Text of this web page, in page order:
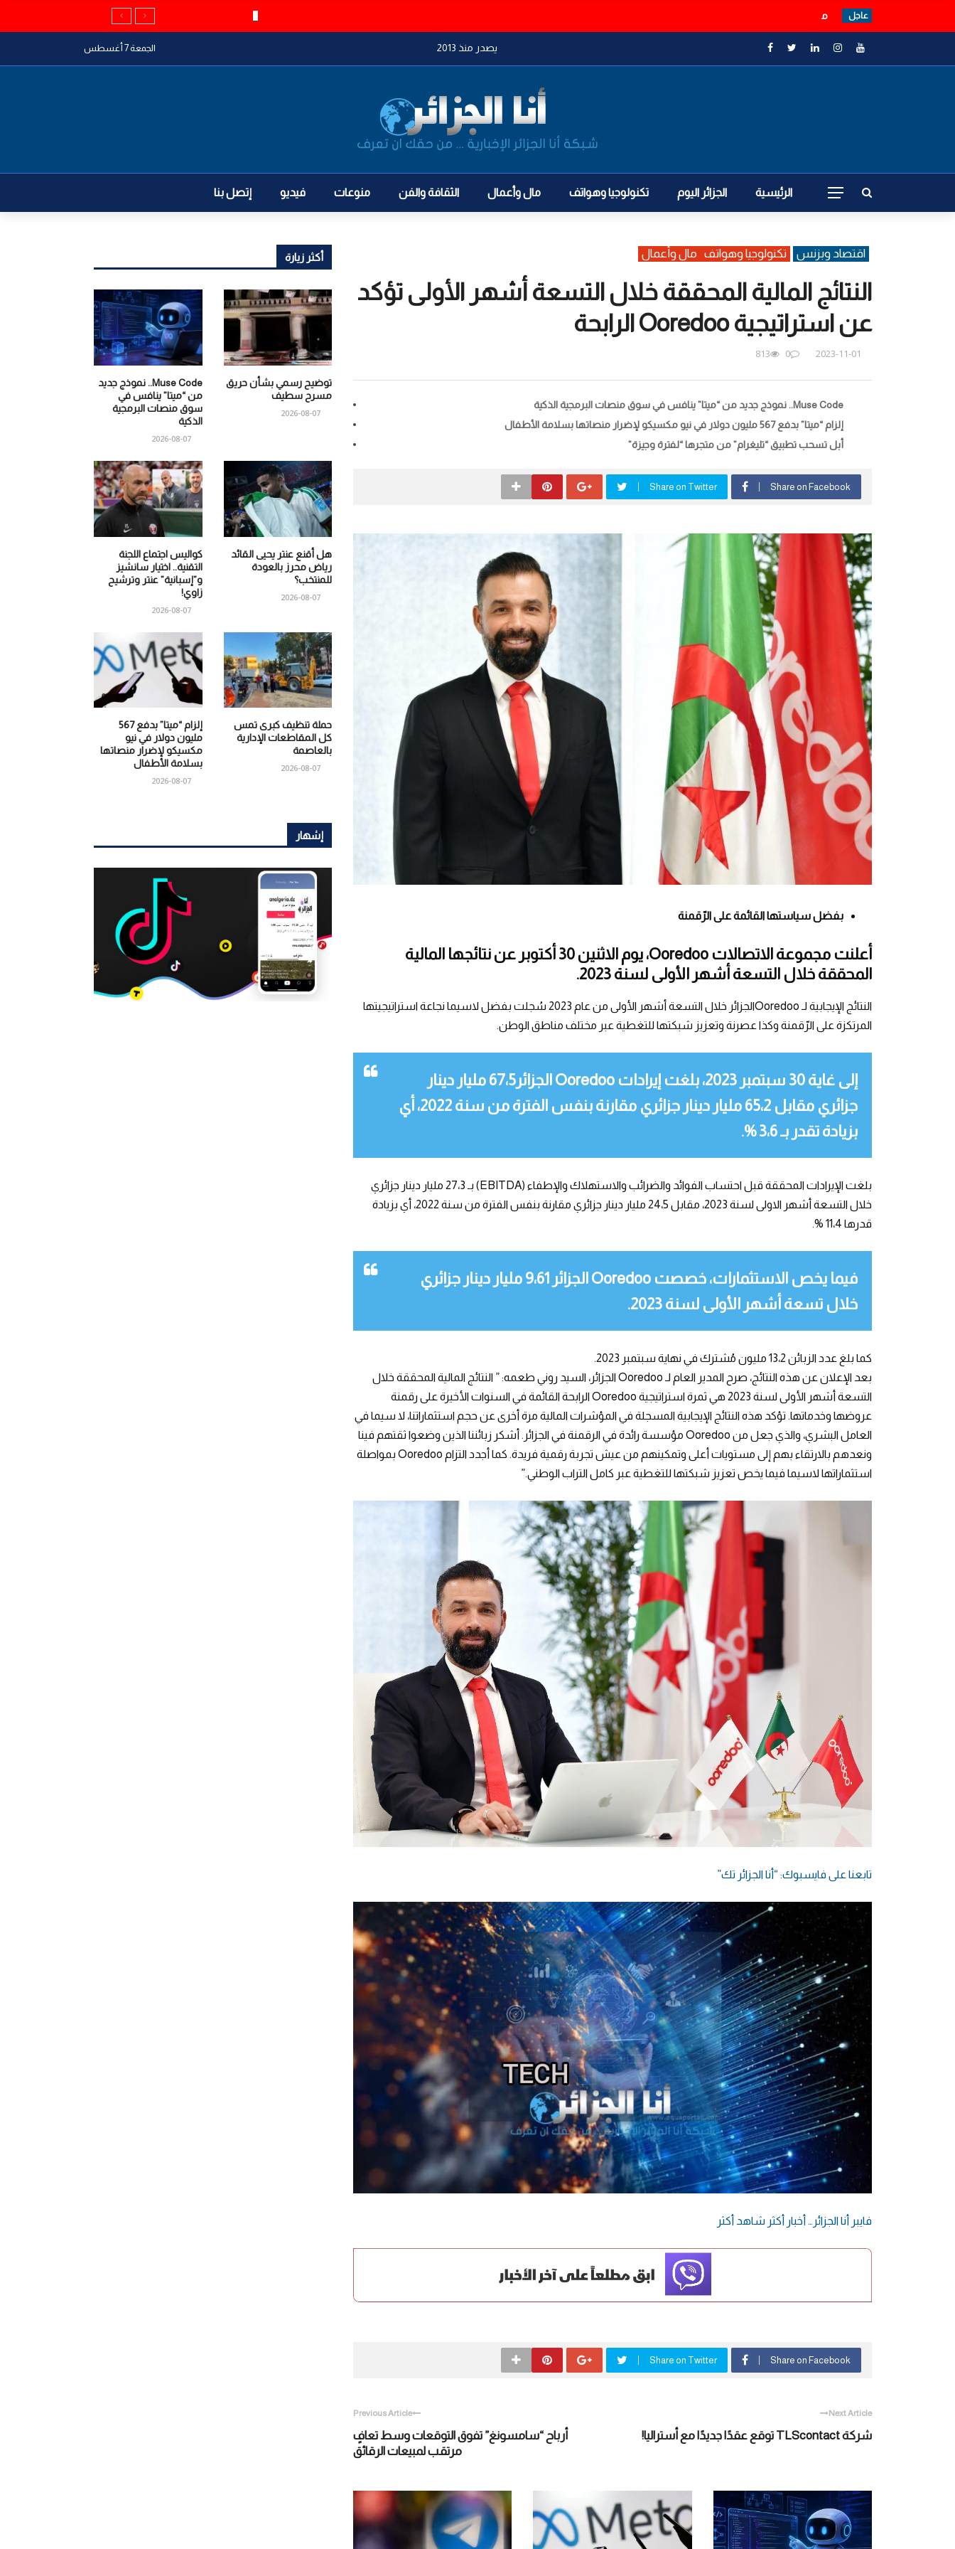
عاجل مسؤول سعودي: فصائل عراقية تنسق مع الحوثي والحرس الثوري لشن هجمات ضد المملكة
الجمعة 7 أغسطس يصدر منذ 2013
الرئيسية الجزائر اليوم تكنولوجيا وهواتف مال وأعمال الثقافة والفن منوعات فيديو إتصل بنا
اقتصاد وبزنس تكنولوجيا وهواتف مال وأعمال
النتائج المالية المحققة خلال التسعة أشهر الأولى تؤكد
عن استراتيجية Ooredoo الرابحة
2023-11-01
0
813
Muse Code.. نموذج جديد من “ميتا” ينافس في سوق منصات البرمجية الذكية
إلزام “ميتا” بدفع 567 مليون دولار في نيو مكسيكو لإضرار منصاتها بسلامة الأطفال
أبل تسحب تطبيق “تليغرام” من متجرها “لفترة وجيزة”
Share on Facebook
Share on Twitter
بفضل سياستها القائمة على الرّقمنة
أعلنت مجموعة الاتصالات Ooredoo، يوم الاثنين 30 أكتوبر عن نتائجها المالية
المحققة خلال التسعة أشهر الأولى لسنة 2023.
النتائج الإيجابية لـ Ooredooالجزائر خلال التسعة أشهر الأولى من عام 2023 سُجلت بفضل لاسيما نجاعة استراتيجيتها
المرتكزة على الرّقمنة وكذا عصرنة وتعزيز شبكتها للتغطية عبر مختلف مناطق الوطن.
إلى غاية 30 سبتمبر 2023، بلغت إيرادات Ooredoo الجزائر67،5 مليار دينار
جزائري مقابل 65،2 مليار دينار جزائري مقارنة بنفس الفترة من سنة 2022، أي
بزيادة تقدر بـ 3،6 %.
بلغت الإيرادات المحققة قبل احتساب الفوائد والضرائب والاستهلاك والإطفاء (EBITDA) بـ 27،3 مليار دينار جزائري
خلال التسعة أشهر الاولى لسنة 2023، مقابل 24،5 مليار دينار جزائري مقارنة بنفس الفترة من سنة 2022، أي بزيادة
قدرها 11،4 %.
فيما يخص الاستثمارات، خصصت Ooredoo الجزائر 9،61 مليار دينار جزائري
خلال تسعة أشهر الأولى لسنة 2023.
كما بلغ عدد الزبائن 13،2 مليون مُشترك في نهاية سبتمبر 2023.
بعد الإعلان عن هذه النتائج، صرح المدير العام لـ Ooredoo الجزائر، السيد روني طعمه: ” النتائج المالية المحققة خلال
التسعة أشهر الأولى لسنة 2023 هي ثمرة استراتيجية Ooredoo الرابحة القائمة في السنوات الأخيرة على رقمنة
عروضها وخدماتها. تؤكد هذه النتائج الإيجابية المسجلة في المؤشرات المالية مرة أخرى عن حجم استثماراتنا، لا سيما في
العامل البشري، والذي جعل من Ooredoo مؤسسة رائدة في الرقمنة في الجزائر. أشكر زبائننا الذين وضعوا ثقتهم فينا
ونعدهم بالارتقاء بهم إلى مستويات أعلى وتمكينهم من عيش تجربة رقمية فريدة. كما أجدد التزام Ooredoo بمواصلة
استثماراتها لاسيما فيما يخص تعزيز شبكتها للتغطية عبر كامل التراب الوطني.”
تابعنا على فايسبوك: “أنا الجزائر تك”
فايبر أنا الجزائر… أخبار أكثر شاهد أكثر
Share on Facebook
Share on Twitter
Previous Article
أرباح “سامسونغ” تفوق التوقعات وسط تعافٍ
مرتقب لمبيعات الرقائق
Next Article
شركة TLScontact توقع عقدًا جديدًا مع أستراليا!
أكثر زيارة
Muse Code.. نموذج جديد
من “ميتا” ينافس في
سوق منصات البرمجية
الذكية
2026-08-07
توضيح رسمي بشأن حريق
مسرح سطيف
2026-08-07
كواليس اجتماع اللجنة
التقنية.. اختيار سانشيز
و”إسبانية” عنتر وترشيح
زاوي!
2026-08-07
هل أقنع عنتر يحيى القائد
رياض محرز بالعودة
للمنتخب؟
2026-08-07
إلزام “ميتا” بدفع 567
مليون دولار في نيو
مكسيكو لإضرار منصاتها
بسلامة الأطفال
2026-08-07
حملة تنظيف كبرى تمس
كل المقاطعات الإدارية
بالعاصمة
2026-08-07
إشهار